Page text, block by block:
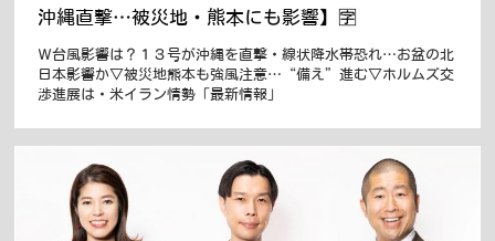
沖縄直撃…被災地・熊本にも影響】🈑
Ｗ台風影響は？１３号が沖縄を直撃・線状降水帯恐れ…お盆の北
日本影響か▽被災地熊本も強風注意…“備え”進む▽ホルムズ交
渉進展は・米イラン情勢「最新情報」